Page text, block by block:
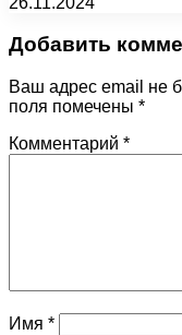
Добавить
Ваш адрес email не
поля помечены *
Комментарий *
Имя *